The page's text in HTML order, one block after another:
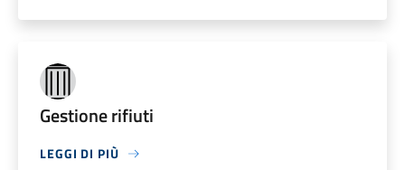
Gestione rifiuti
LEGGI DI PIÙ